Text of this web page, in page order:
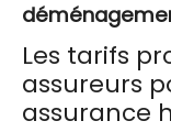
Les tarifs
assureurs
assurance